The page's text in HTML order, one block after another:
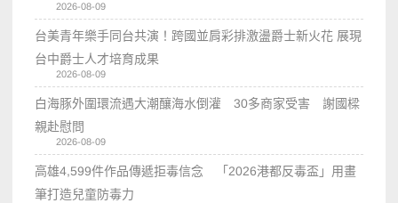
2026-08-09
台美青年樂手同台共演！跨國並肩彩排激盪爵士新火花 展現
台中爵士人才培育成果
2026-08-09
白海豚外圍環流遇大潮釀海水倒灌 30多商家受害 謝國樑
親赴慰問
2026-08-09
高雄4,599件作品傳遞拒毒信念 「2026港都反毒盃」用畫
筆打造兒童防毒力